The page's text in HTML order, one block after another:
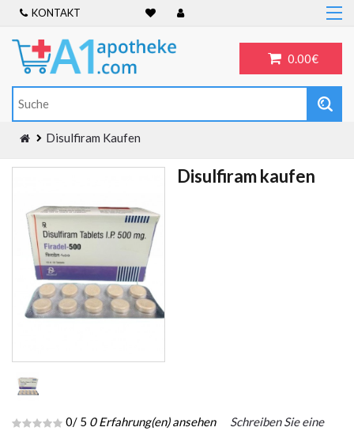
KONTAKT
0.00€
Home
Frauengesundheit
ADHS
Allergien
Blog
Disulfiram Kaufen
Disulfiram kaufen
0/ 5 0Erfahrung(en) ansehen
Schreiben Sie eine